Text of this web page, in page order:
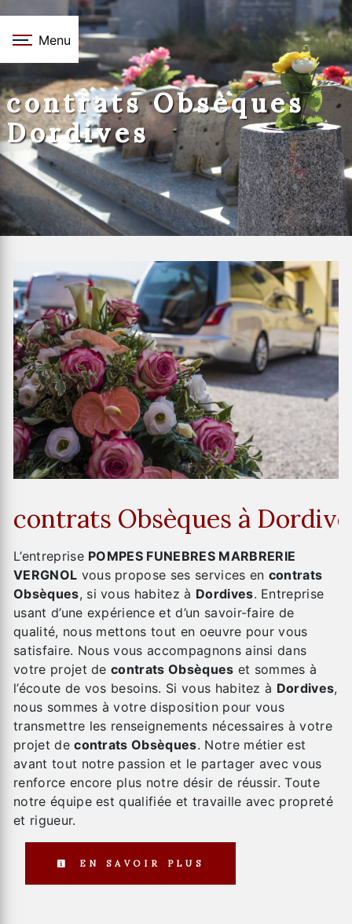
Menu
contrats Obsèques
Dordives
contrats Obsèques à
L’entreprise POMPES FUNEBRES MARBRERIE
VERGNOL vous propose ses services en contrats
Obsèques, si vous habitez à Dordives. Entreprise
usant d’une expérience et d’un savoir-faire de
qualité, nous mettons tout en oeuvre pour vous
satisfaire. Nous vous accompagnons ainsi dans
votre projet decontrats Obsèques et sommes à
l’écoute de vos besoins. Si vous habitez à Dordives,
nous sommes à votre disposition pour vous
transmettre les renseignements nécessaires à votre
projet decontrats Obsèques. Notre métier est
avant tout notre passion et le partager avec vous
renforce encore plus notre désir de réussir. Toute
notre équipe est qualifiée et travaille avec propreté
et rigueur.
EN SAVOIR PLUS
Panneau de gestion des cookies